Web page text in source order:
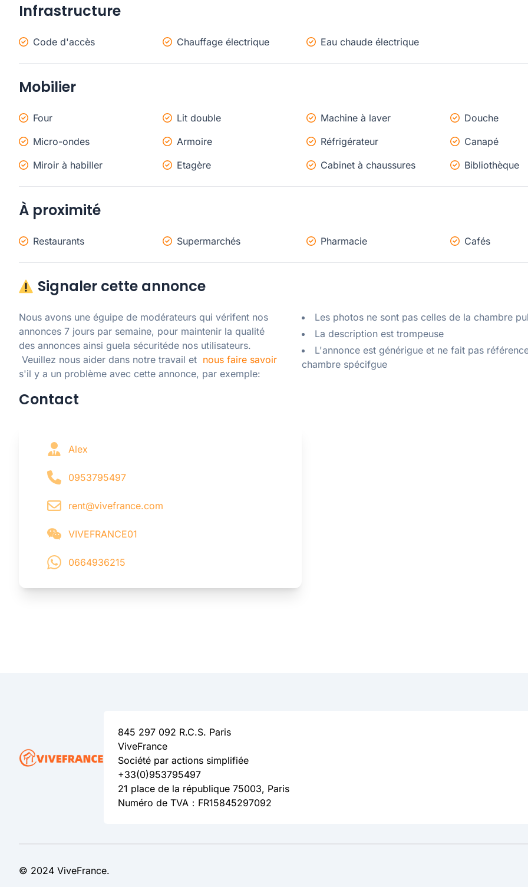
Infrastructure
Code d'accès Chauffage électrique Eau chaude électrique
Mobilier
Four Lit double Machine à laver
Douche
Micro-ondes
Armoire Réfrigérateur
Canapé
Miroir à habiller
Etagère Cabinet à chaussures Bibliothèque
À proximité
Restaurants Supermarchés Pharmacie Cafés
Signaler cette annonce
Nous avons une éguipe de modérateurs qui vérifent nos
annonces 7 jours par semaine, pour maintenir la qualité
des annonces ainsi guela sécuritéde nos utilisateurs.
Veuillez nous aider dans notre travail et nous faire savoir
s'il y a un problème avec cette annonce, par exemple:
Les photos ne sont pas celles de la chambre
La description est trompeuse
L'annonce est générigue et ne fait pas
chambre spécifgue
Contact
Alex
0953795497
rent@vivefrance.com
VIVEFRANCE01
0664936215
845 297 092 R.C.S. Paris
ViveFrance
Société par actions simplifiée
+33(0)953795497
21 place de la république 75003, Paris
Numéro de TVA：FR15845297092
© 2024 ViveFrance.